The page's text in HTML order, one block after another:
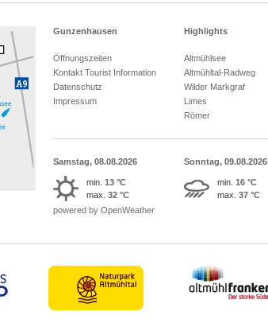
Gunzenhausen
Öffnungszeiten
Kontakt Tourist Information
Datenschutz
Impressum
Highlights
Altmühlsee
Altmühltal-Radweg
Wilder Markgraf
Limes
Römer
Samstag, 08.08.2026
min. 13 °C
max. 32 °C
Sonntag, 09.08.2026
min. 16 °C
max. 37 °C
powered by OpenWeather